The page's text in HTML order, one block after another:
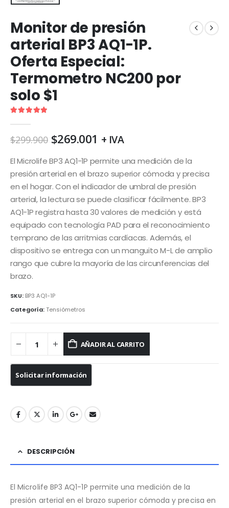
Monitor de presión
arterial BP3 AQ1-1P.
Oferta Especial:
Termometro NC200 por
solo $1
$299.900 El
original
era:
$299.900.
$269.001 El
actual
es:
$269.001.
+ IVA
El Microlife BP3 AQ1-1P permite una medición de la
presión arterial en el brazo superior cómoda y precisa
en el hogar. Con el indicador de umbral de presión
arterial, la lectura se puede clasificar fácilmente. BP3
AQ1-1P registra hasta 30 valores de medición y está
equipado con tecnología PAD para el reconocimiento
temprano de las arritmias cardíacas. Además, el
dispositivo se entrega con un manguito M-L de amplio
rango que cubre la mayoría de las circunferencias del
brazo.
SKU: BP3 AQ1-1P
Categoría:Tensiómetros
AÑADIR AL CARRITO
DESCRIPCIÓN
El Microlife BP3 AQ1-1P permite una medición de la
presión arterial en el brazo superior cómoda y precisa en